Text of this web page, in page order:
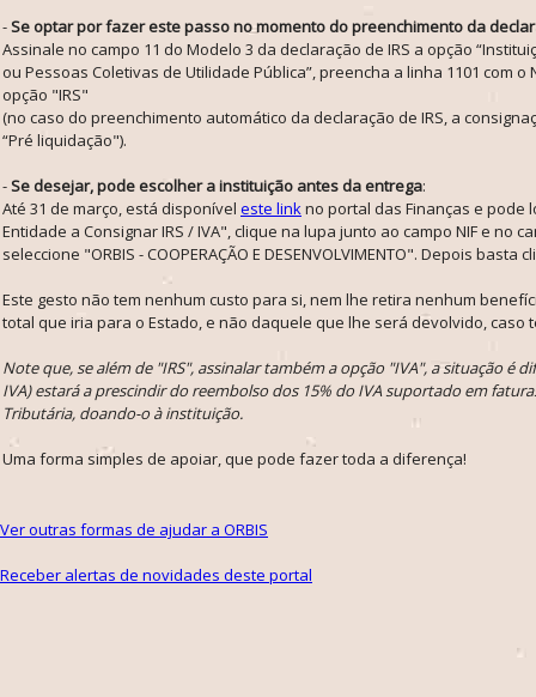
-Se optar por fazer este passo no momento do preenchimento da
Assinale no campo 11 do Modelo 3 da declaração de IRS a opção
ou Pessoas Coletivas de Utilidade Pública”, preencha a linha 1101 com o
opção "IRS"
(no caso do preenchimento automático da declaração de IRS, a
“Pré liquidação").
-Se desejar, pode escolher a instituição antes da entrega:
Até 31 de março, está disponível este linkno portal das Finanças e pode
Entidade a Consignar IRS / IVA", clique na lupa junto ao campo NIF e no
seleccione "ORBIS - COOPERAÇÃO E DESENVOLVIMENTO". Depois
Este gesto não tem nenhum custo para si, nem lhe retira nenhum
total que iria para o Estado, e não daquele que lhe será devolvido, caso
Note que, se além de "IRS", assinalar também a opção "IVA", a situação é
IVA) estará a prescindir do reembolso dos 15% do IVA suportado em
Tributária, doando-o à instituição.
Uma forma simples de apoiar, que pode fazer toda a diferença!
Ver outras formas de ajudar a ORBIS
Receber alertas de novidades deste portal